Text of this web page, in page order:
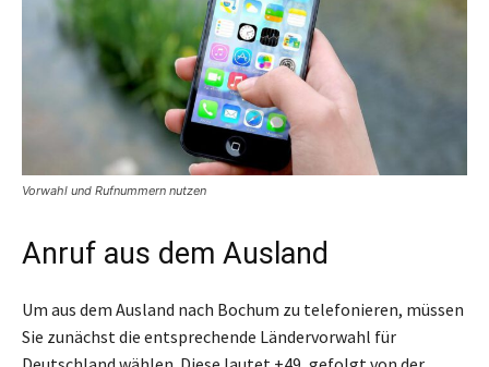
Vorwahl und Rufnummern nutzen
Anruf aus dem Ausland
Um aus dem Ausland nach Bochum zu telefonieren, müssen
Sie zunächst die entsprechende Ländervorwahl für